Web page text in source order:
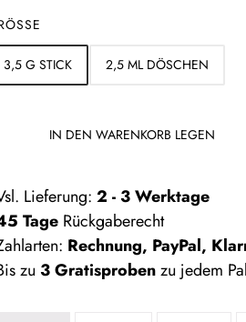
3,5 G STICK 2,5 ML DÖSCHEN
IN DEN WARENKORB LEGEN
Lieferung:2 - 3 Werktage
Tage Rückgaberecht
Rechnung, PayPal,
zu 3 Gratisprobenzu jedem